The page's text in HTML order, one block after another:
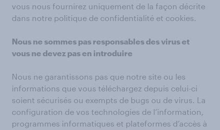
vous nous fournirez uniquement de la façon décrite
dans notre politique de confidentialité et cookies.
Nous ne sommes pas responsables des virus et
vous ne devez pas en introduire
Nous ne garantissons pas que notre site ou les
informations que vous téléchargez depuis celui-ci
soient sécurisés ou exempts de bugs ou de virus. La
configuration de vos technologies de l’information,
programmes informatiques et plateformes d’accès à